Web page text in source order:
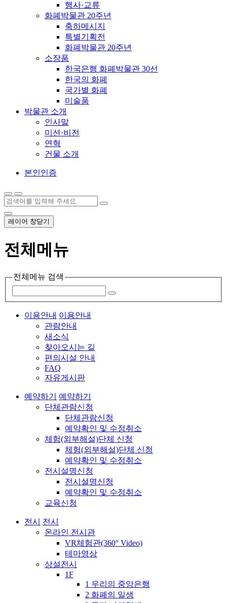
행사·교류
화폐박물관 20주년
축하메시지
특별기획전
화폐박물관 20주년
소장품
한국은행 화폐박물관 30선
한국의 화폐
국가별 화폐
미술품
박물관 소개
인사말
미션·비전
연혁
건물 소개
본인인증
레이어 창닫기
전체메뉴
전체메뉴 검색
이용안내 이용안내
관람안내
새소식
찾아오시는 길
편의시설 안내
FAQ
자유게시판
예약하기
예약하기
단체관람신청
단체관람신청
예약확인 및 수정취소
체험(외부해설)단체 신청
체험(외부해설)단체 신청
예약확인 및 수정취소
전시설명신청
전시설명신청
예약확인 및 수정취소
교육신청
전시
전시
온라인 전시관
VR체험관(360° Video)
테마영상
상설전시
1F
1 우리의 중앙은행
2 화폐의 일생